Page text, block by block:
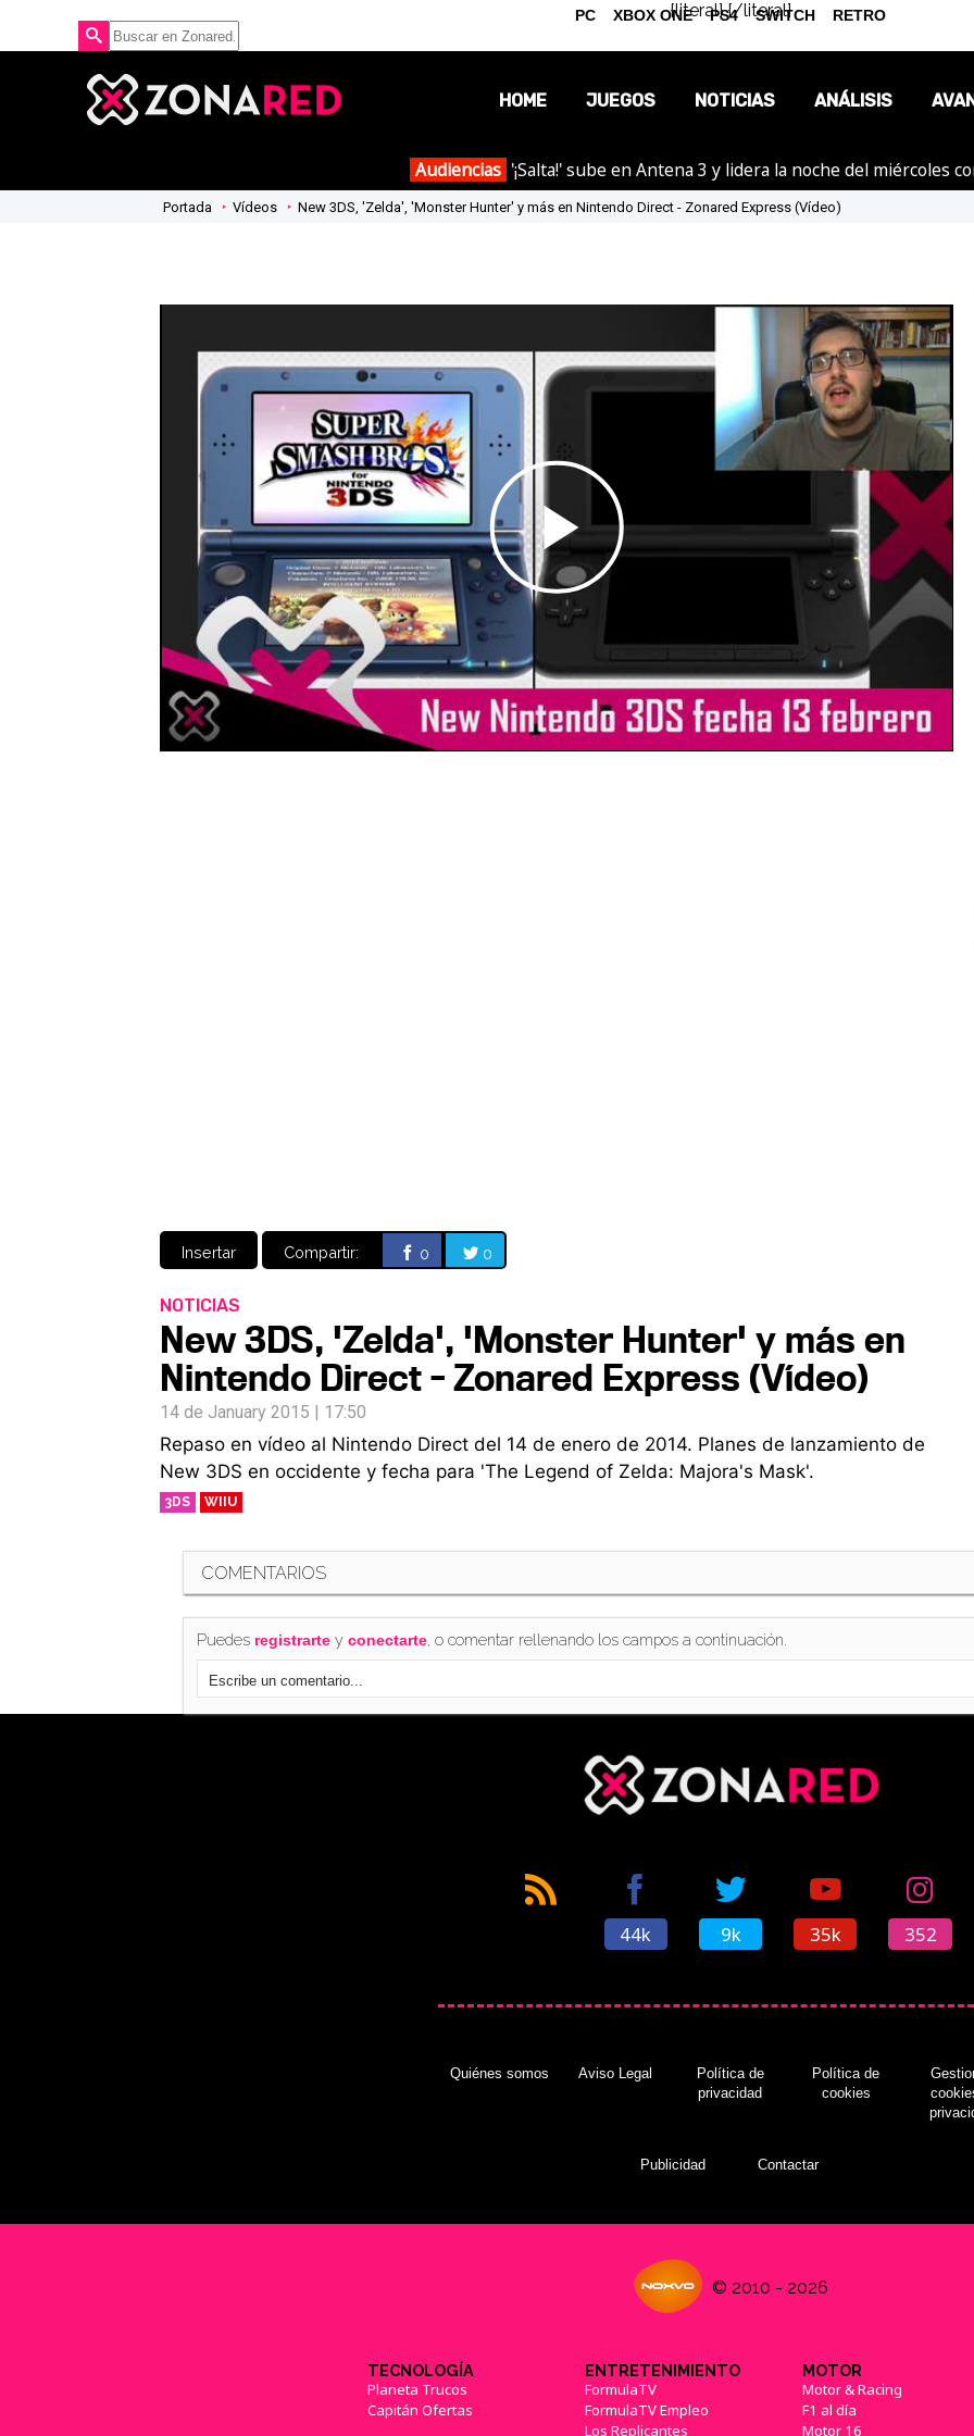
{literal}{/literal}
HOME JUEGOS NOTICIAS
OPINIÓN
ANÁLISIS
Audiencias '¡Salta!' sube en Antena 3 y lidera la noche del miércoles
Portada Vídeos New 3DS, 'Zelda', 'Monster Hunter' y más en Nintendo Direct - Zonared Express (Vídeo)
Play
Video
Insertar Compartir: 0 0
NOTICIAS
New 3DS, 'Zelda', 'Monster Hunter' y más en
Nintendo Direct - Zonared Express (Vídeo)
14 de January 2015 | 17:50
Repaso en vídeo al Nintendo Direct del 14 de enero de 2014. Planes de lanzamiento de
New 3DS en occidente y fecha para 'The Legend of Zelda: Majora's Mask'.
3DS WIIU
COMENTARIOS
Puedes registrartey conectarte, o comentar rellenando los campos a continuación.
PC XBOX ONE PS4 SWITCH RETRO
44k 9k 35k 352
Quiénes somos Aviso Legal
Política de
privacidad
Política de
cookies
Publicidad Contactar
© 2010 - 2026
TECNOLOGÍA
Planeta Trucos
Capitán Ofertas
ENTRETENIMIENTO
FormulaTV
FormulaTV Empleo
Los Replicantes
MOTOR
Motor & Racing
F1 al día
Motor 16